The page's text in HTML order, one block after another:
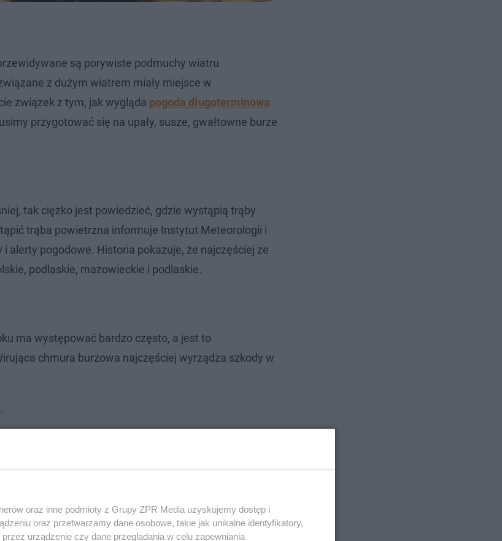
są porywiste podmuchy wiatru
z dużym wiatrem miały miejsce w
związek z tym, jak wygląda pogoda długoterminowa
przygotować się na upały, susze, gwałtowne burze
tak ciężko jest powiedzieć, gdzie wystąpią trąby
trąba powietrzna informuje Instytut Meteorologii i
alerty pogodowe. Historia pokazuje, że najczęściej ze
podlaskie, mazowieckie i podlaskie.
ma występować bardzo często, a jest to
chmura burzowa najczęściej wyrządza szkody w
oraz inne podmioty z Grupy ZPR Media uzyskujemy dostęp i
oraz przetwarzamy dane osobowe, takie jak unikalne identyfikatory,
urządzenie czy dane przeglądania w celu zapewniania